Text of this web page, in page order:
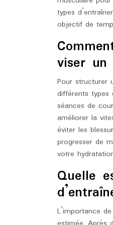
types
objectif de
viser un
Pour structurer
différents types
séances de
améliorer la
éviter les
progresser de
votre
Quelle
L’importance